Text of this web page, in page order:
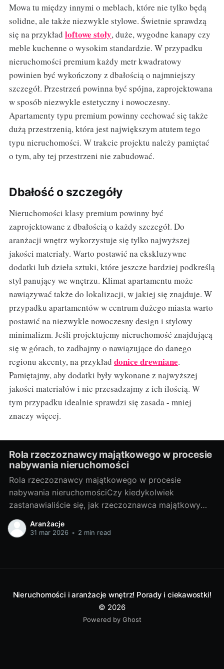
Mowa tu między innymi o meblach, które nie tylko będą
solidne, ale także niezwykle stylowe. Świetnie sprawdzą
się na przykład loftowe stoły, duże, wygodne kanapy czy
meble kuchenne o wysokim standardzie. W przypadku
nieruchomości premium każdy metr kwadratowy
powinien być wykończony z dbałością o najmniejszy
szczegół. Przestrzeń powinna być spójna, zaprojektowana
w sposób niezwykle estetyczny i nowoczesny.
Apartamenty typu premium powinny cechować się także
dużą przestrzenią, która jest największym atutem tego
typu nieruchomości. W trakcie projektu należy pamiętać
o tym, aby tej przestrzeni nie zabudować.
Dbałość o szczegóły
Nieruchomości klasy premium powinny być
zaprojektowane z dbałością o każdy szczegół. Do
aranżacji wnętrz wykorzystuje się tylko najwyższej
jakości materiały. Warto postawić na ekskluzywne
dodatki lub dzieła sztuki, które jeszcze bardziej podkreślą
styl panujący we wnętrzu. Klimat apartamentu może
nawiązywać także do lokalizacji, w jakiej się znajduje. W
przypadku apartamentów w centrum dużego miasta warto
postawić na niezwykle nowoczesny design i stylowy
minimalizm. Jeśli projektujemy nieruchomość znajdującą
się w górach, to zadbajmy o nawiązujące do danego
regionu akcenty, na przykład donice drewniane.
Pamiętajmy, aby dodatki były wykonane z najwyższej
jakości materiałów i nie przesadzajmy z ich ilością. W
tym przypadku idealnie sprawdzi się zasada - mniej
znaczy więcej.
Rola rzeczoznawcy majątkowego w procesie
nabywania nieruchomości
Rola rzeczoznawcy majątkowego w procesie
nabywania nieruchomościCzy kiedykolwiek
zastanawialiście się, jak rzeczoznawca majątkowy
wpływa na proces nabywania nieruchomości? Czy
warto skorzystać z jego usług? W niniejszym artykule
rzeczoznawcy majątkowego1. Czym jest
Aranżacje
31 mar 2026 • 2 min read
Nieruchomości i aranżacje wnętrz! Porady i ciekawostki!
© 2026
Powered by Ghost